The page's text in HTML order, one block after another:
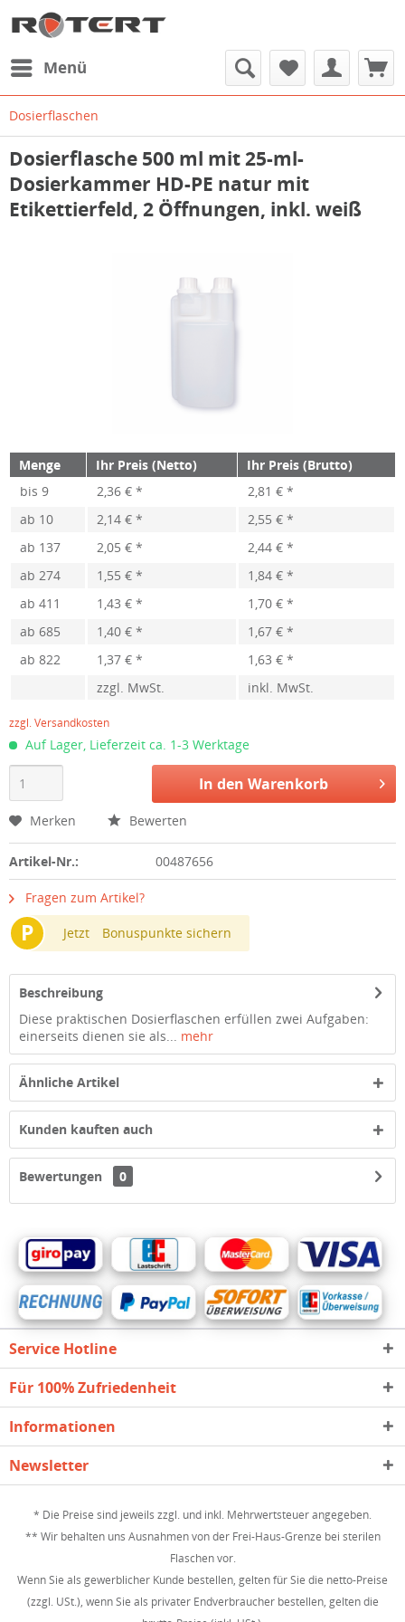
Menü
Dosierflaschen
Dosierflasche 500 ml mit 25-ml-
Dosierkammer HD-PE natur mit
Etikettierfeld, 2 Öffnungen, inkl. weiß
Menge Ihr Preis (Netto)
Ihr Preis (Brutto)
bis 9 2,36 € *
2,81 € *
ab 10 2,14 € *
2,55 € *
ab 137 2,05 € *
2,44 € *
ab 274 1,55 € *
1,84 € *
ab 411 1,43 € *
1,70 € *
ab 685 1,40 € *
1,67 € *
ab 822 1,37 € *
1,63 € *
zzgl. MwSt.
inkl. MwSt.
zzgl. Versandkosten
Auf Lager, Lieferzeit ca. 1-3 Werktage
In den Warenkorb
Merken Bewerten
Artikel-Nr.: 00487656
Fragen zum Artikel?
P Jetzt Bonuspunkte sichern
Beschreibung
Diese praktischen Dosierflaschen erfüllen zwei Aufgaben:
einerseits dienen sie als... mehr
Ähnliche Artikel
Kunden kauften auch
Bewertungen 0
Service Hotline
Für 100% Zufriedenheit
Informationen
Newsletter
* Die Preise sind jeweils zzgl. und inkl. Mehrwertsteuer angegeben.
** Wir behalten uns Ausnahmen von der Frei-Haus-Grenze bei sterilen
Flaschen vor.
Wenn Sie als gewerblicher Kunde bestellen, gelten für Sie die netto-Preise
(zzgl. USt.), wenn Sie als privater Endverbraucher bestellen, gelten die